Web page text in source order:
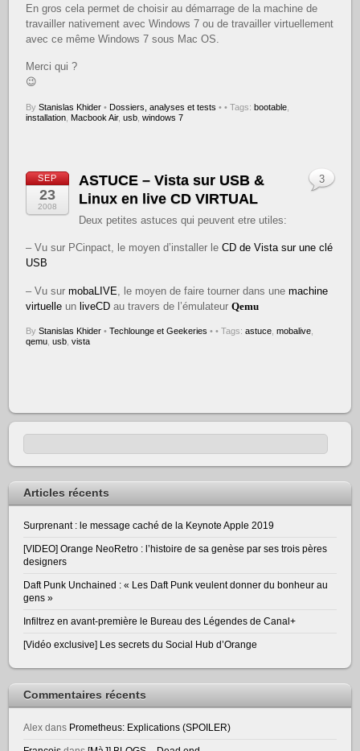
En gros cela permet de choisir au démarrage de la machine de
travailler nativement avec Windows 7 ou de travailler virtuellement
avec ce même Windows 7 sous Mac OS.
Merci qui ?
😉
ByStanislas Khider • Dossiers, analyses et tests • • Tags:bootable
installation Macbook Air,usb ,windows 7
SEP
23
2008
ASTUCE – Vista sur USB &
Linux en live CD VIRTUAL
Deux petites astuces qui peuvent etre utiles:
– Vu sur PCinpact, le moyen d’installer leCD de Vista sur une clé
USB
– Vu surmobaLIVE , le moyen de faire tourner dans unemachine
virtuelle un liveCDau travers de l’émulateurQemu
ByStanislas Khider • Techlounge et Geekeries •
3
• Tags:astuce ,mobalive
qemu ,usb ,vista
Articles récents
Surprenant : le message caché de la Keynote Apple 2019
[VIDEO] Orange NeoRetro : l’histoire de sa genèse par ses trois pères
designers
Daft Punk Unchained : « Les Daft Punk veulent donner du bonheur au
gens »
Infiltrez en avant-première le Bureau des Légendes de Canal+
[Vidéo exclusive] Les secrets du Social Hub d’Orange
Commentaires récents
Alex dans Prometheus: Explications (SPOILER)